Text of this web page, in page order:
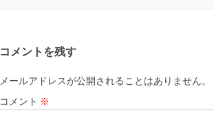
コメントを残す
メールアドレスが公開されることはありません。
コメント ※